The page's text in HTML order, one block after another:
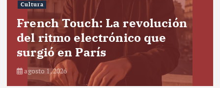
Cultura
French Touch: La revolución
del ritmo electrónico que
surgió en París
agosto 1, 2026